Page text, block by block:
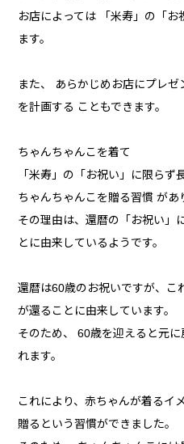
お店によっては 「米寿」の「お
ます。
また、 あらかじめお店にプレ
を計画する こともできます。
ちゃんちゃんこを着て
「米寿」の「お祝い」に限ら
ちゃんちゃんこを贈る習慣 があ
その理由は、還暦の「お祝い」
とに由来しているようです。
還暦は60歳のお祝いですが、こ
が還ることに由来しています。
そのため、 60歳を迎えると元
れます。
これにより、赤ちゃんが着るイ
贈るという習慣ができました。